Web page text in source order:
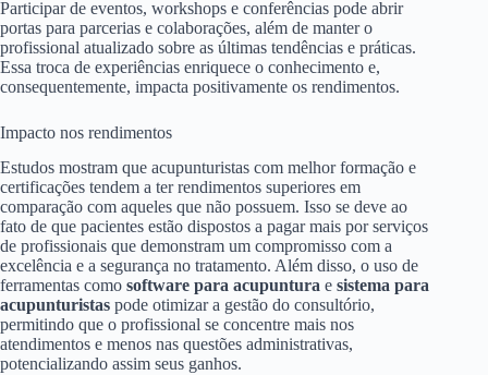
Participar de eventos, workshops e conferências pode abrir
portas para parcerias e colaborações, além de manter o
profissional atualizado sobre as últimas tendências e práticas.
Essa troca de experiências enriquece o conhecimento e,
consequentemente, impacta positivamente os rendimentos.
Impacto nos rendimentos
Estudos mostram que acupunturistas com melhor formação e
certificações tendem a ter rendimentos superiores em
comparação com aqueles que não possuem. Isso se deve ao
fato de que pacientes estão dispostos a pagar mais por serviços
de profissionais que demonstram um compromisso com a
excelência e a segurança no tratamento. Além disso, o uso de
ferramentas como software para acupuntura e sistema para
acupunturistas pode otimizar a gestão do consultório,
permitindo que o profissional se concentre mais nos
atendimentos e menos nas questões administrativas,
potencializando assim seus ganhos.